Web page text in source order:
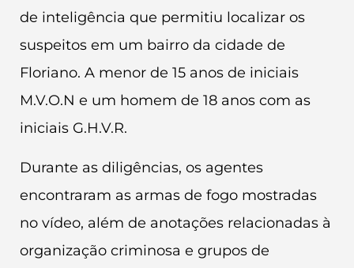
de inteligência que permitiu localizar os
suspeitos em um bairro da cidade de
Floriano. A menor de 15 anos de iniciais
M.V.O.N e um homem de 18 anos com as
iniciais G.H.V.R.
Durante as diligências, os agentes
encontraram as armas de fogo mostradas
no vídeo, além de anotações relacionadas à
organização criminosa e grupos de